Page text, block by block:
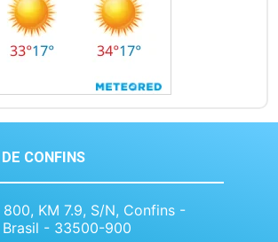
CONFINS
KM 7.9, S/N, Confins -
Brasil - 33500-900